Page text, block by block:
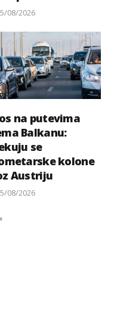
08/2026
na putevima
Balkanu:
se
kolone
Austriju
08/2026